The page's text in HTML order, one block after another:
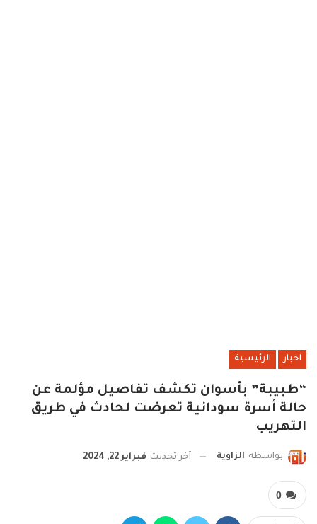
اخبار الرئيسية
“طبيبة” بأسوان تكشف تفاصيل مؤلمة عن
حالة أسرة سودانية تعرضت لحادث في طريق
التهريب
بواسطة الزاوية آخر تحديث فبراير 22, 2024
0